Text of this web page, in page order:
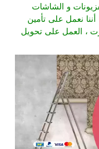
و الشاشات
أننا نعمل على تأمين
، العمل على تحويل